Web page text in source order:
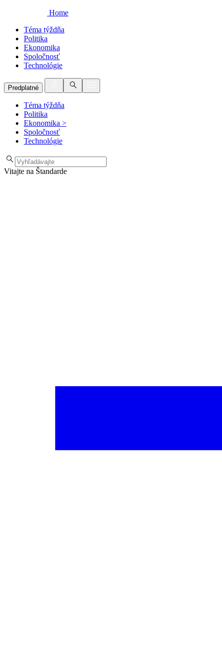
Home
Téma týždňa
Politika
Ekonomika
Spoločnosť
Technológie
Predplatné
Téma týždňa
Politika
Ekonomika >
Spoločnosť
Technológie
Vitajte na Štandarde